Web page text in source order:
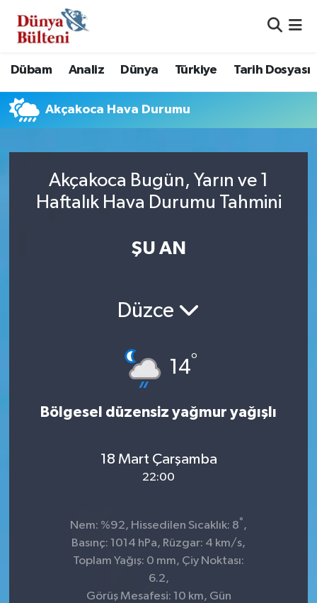
Dübam Analiz Dünya Türkiye Tarih Dosyası
Akçakoca Hava Durumu
Akçakoca Bugün, Yarın ve 1
Haftalık Hava Durumu Tahmini
ŞU AN
Düzce
14°
Bölgesel düzensiz yağmur yağışlı
18 Mart Çarşamba
22:00
Nem: %92, Hissedilen Sıcaklık: 8° ,
Basınç: 1014 hPa, Rüzgar: 4 km/s,
Toplam Yağış: 0 mm, Çiy Noktası:
6.2,
Görüş Mesafesi: 10 km, Gün
Hava Durumu
Namaz Vakitleri
Süper Lig Puan Durumu ve Fikstür